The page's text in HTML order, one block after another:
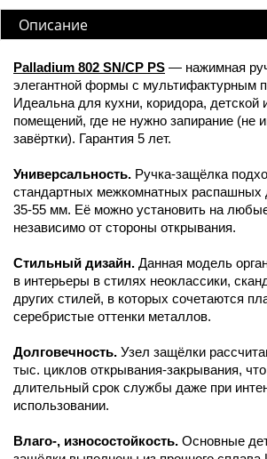
Описание
Palladium 802 SN/CP PS — нажимная
элегантной формы с мультифактурным
Идеальна для кухни, коридора, детской
помещений, где не нужно запирание (не
завёртки). Гарантия 5 лет.
Универсальность. Ручка-защёлка
стандартных межкомнатных распашных
35-55 мм. Её можно установить на
независимо от стороны открывания.
Стильный дизайн. Данная модель
в интерьеры в стилях неоклассики,
других стилей, в которых сочетаются
серебристые оттенки металлов.
Долговечность. Узел защёлки
тыс. циклов открывания-закрывания, что
длительный срок службы даже при
использовании.
Влаго-, износостойкость. Основные